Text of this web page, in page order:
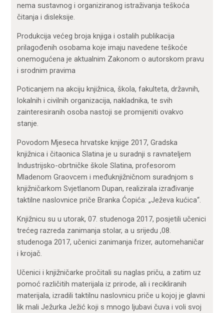
nema sustavnog i organiziranog istraživanja teškoća
čitanja i disleksije.
Produkcija većeg broja knjiga i ostalih publikacija
prilagođenih osobama koje imaju navedene teškoće
onemogućena je aktualnim Zakonom o autorskom pravu
i srodnim pravima
Poticanjem na akciju knjižnica, škola, fakulteta, državnih,
lokalnih i civilnih organizacija, nakladnika, te svih
zainteresiranih osoba nastoji se promijeniti ovakvo
stanje.
Povodom Mjeseca hrvatske knjige 2017, Gradska
knjižnica i čitaonica Slatina je u suradnji s ravnateljem
Industrijsko-obrtničke škole Slatina, profesorom
Mladenom Graovcem i međuknjižničnom suradnjom s
knjižničarkom Svjetlanom Dupan, realizirala izrađivanje
taktilne naslovnice priče Branka Ćopića: „Ježeva kućica“.
Knjižnicu su u utorak, 07. studenoga 2017, posjetili učenici
trećeg razreda zanimanja stolar, a u srijedu ,08.
studenoga 2017, učenici zanimanja frizer, automehaničar
i krojač.
Učenici i knjižničarke pročitali su naglas priču, a zatim uz
pomoć različitih materijala iz prirode, ali i recikliranih
materijala, izradili taktilnu naslovnicu priče u kojoj je glavni
lik mali Ježurka Ježić koji s mnogo ljubavi čuva i voli svoj